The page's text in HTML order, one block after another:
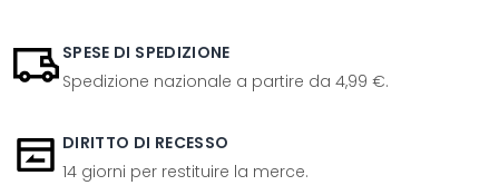
SPESE DI SPEDIZIONE
Spedizione nazionale a partire da 4,99 €.
DIRITTO DI RECESSO
14 giorni per restituire la merce.